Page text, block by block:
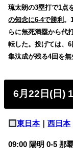
琉太朗の3塁打で1点
の知念に6-4で勝利 。
らに無死満塁から代
転した。投げては、
集汰成が残る4回を無
6月22日(日)
東日本｜西日本
09:00 陽明 0-5 那